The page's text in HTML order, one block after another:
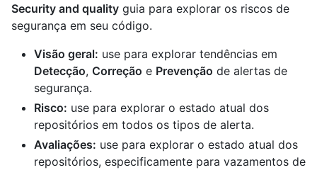
Security and quality guia para explorar os riscos de
segurança em seu código.
Visão geral: use para explorar tendências em
Detecção, Correção e Prevenção de alertas de
segurança.
Risco: use para explorar o estado atual dos
repositórios em todos os tipos de alerta.
Avaliações: use para explorar o estado atual dos
repositórios, especificamente para vazamentos de